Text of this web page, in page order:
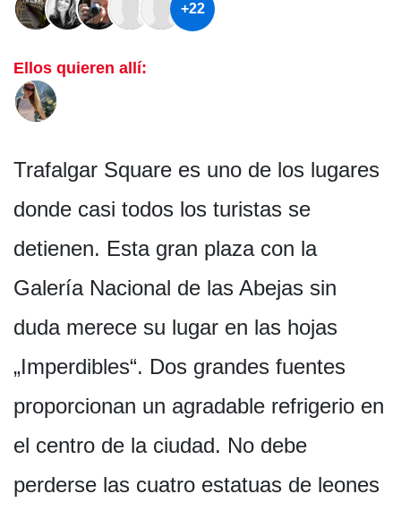
+22
Ellos quieren allí:
Trafalgar Square es uno de los lugares
donde casi todos los turistas se
detienen. Esta gran plaza con la
Galería Nacional de las Abejas sin
duda merece su lugar en las hojas
„Imperdibles“. Dos grandes fuentes
proporcionan un agradable refrigerio en
el centro de la ciudad. No debe
perderse las cuatro estatuas de leones